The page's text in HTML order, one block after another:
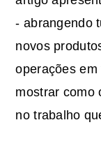
- abrangendo
novos
operações
mostrar como
no trabalho